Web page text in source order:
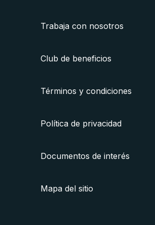
Trabaja con nosotros
Club de beneficios
Términos y condiciones
Política de privacidad
Documentos de interés
Mapa del sitio